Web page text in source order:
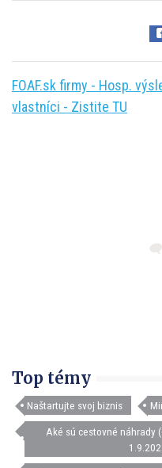
FOAF.sk firmy - Hosp.
vlastníci - Zistite TU
Top témy
Naštartujte svoj biznis
Aké sú cestovné náhrady